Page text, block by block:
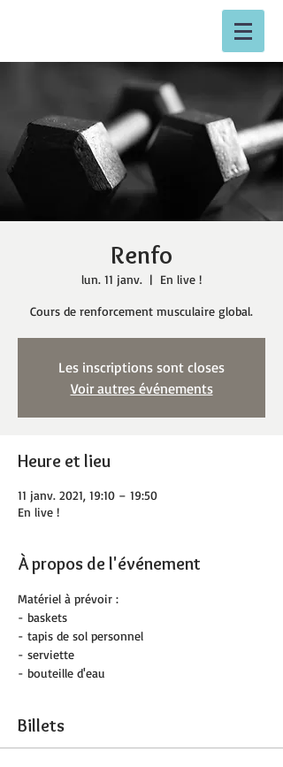
Renfo
lun. 11 janv.
  |
En live !
Cours de renforcement musculaire global.
Les inscriptions sont closes
Voir autres événements
Heure et lieu
11 janv. 2021, 19:10 – 19:50
En live !
À propos de l'événement
Matériel à prévoir :
- baskets
- tapis de sol personnel
- serviette
- bouteille d'eau
Billets